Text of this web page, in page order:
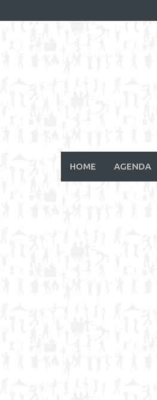
to
HOME AGENDA